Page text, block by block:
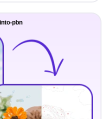
pbn